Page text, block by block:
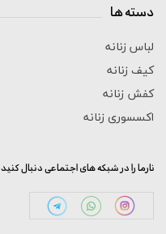
لباس زنانه
کیف زنانه
کفش زنانه
اکسسوری زنانه
:نارما را در شبکه های اجتماعی دنبال کنید
دسته ها